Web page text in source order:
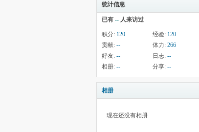
统计信息
已有 -- 人来访过
积分: 120 经验: 120
贡献: -- 体力: 266
好友: -- 日志: --
相册: -- 分享: --
相册
现在还没有相册